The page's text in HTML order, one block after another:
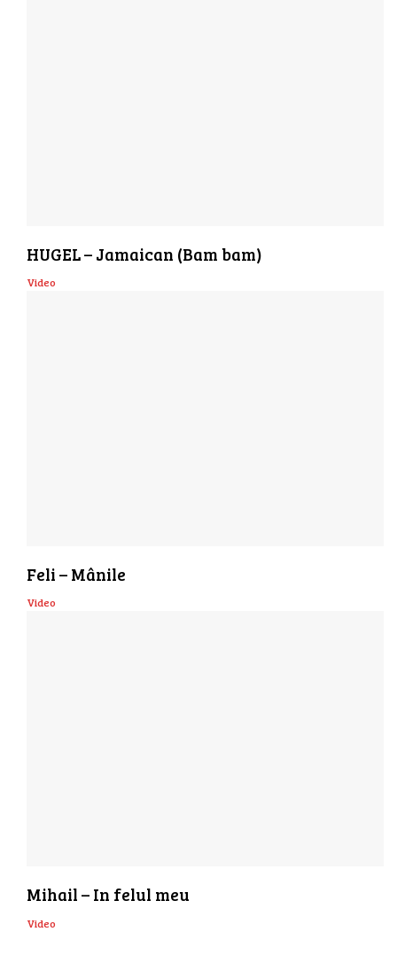
HUGEL – Jamaican (Bam bam)
Video
Feli – Mânile
Video
Mihail – In felul meu
Video